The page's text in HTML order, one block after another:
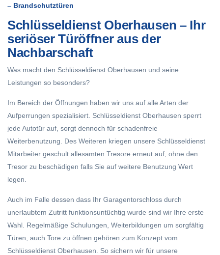
– Brandschutztüren
Schlüsseldienst Oberhausen – Ihr
seriöser Türöffner aus der
Nachbarschaft
Was macht den Schlüsseldienst Oberhausen und seine
Leistungen so besonders?
Im Bereich der Öffnungen haben wir uns auf alle Arten der
Aufperrungen spezialisiert. Schlüsseldienst Oberhausen sperrt
jede Autotür auf, sorgt dennoch für schadenfreie
Weiterbenutzung. Des Weiteren kriegen unsere Schlüsseldienst
Mitarbeiter geschult allesamten Tresore erneut auf, ohne den
Tresor zu beschädigen falls Sie auf weitere Benutzung Wert
legen.
Auch im Falle dessen dass Ihr Garagentorschloss durch
unerlaubtem Zutritt funktionsuntüchtig wurde sind wir Ihre erste
Wahl. Regelmäßige Schulungen, Weiterbildungen um sorgfältig
Türen, auch Tore zu öffnen gehören zum Konzept vom
Schlüsseldienst Oberhausen. So sichern wir für unsere